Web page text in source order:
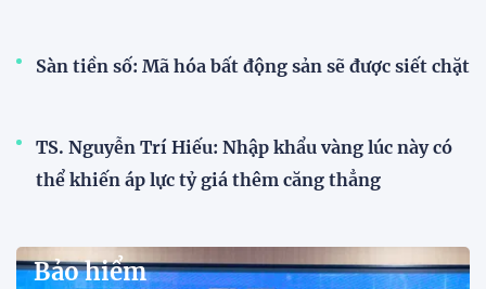
Sàn tiền số: Mã hóa bất động sản sẽ được siết chặt
TS. Nguyễn Trí Hiếu: Nhập khẩu vàng lúc này có
thể khiến áp lực tỷ giá thêm căng thẳng
Bảo hiểm